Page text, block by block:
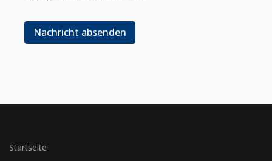
Nachricht absenden
Startseite